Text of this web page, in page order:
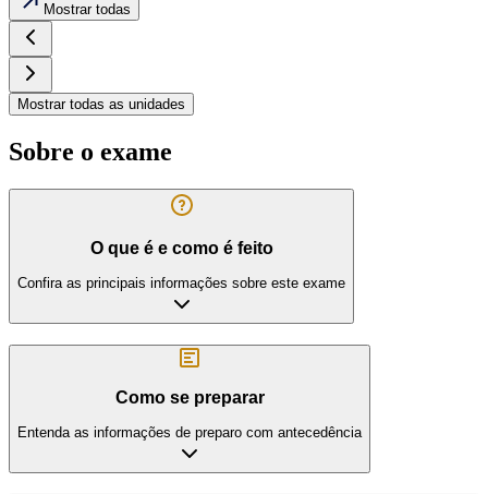
Mostrar todas
Mostrar todas as unidades
Sobre o exame
O que é e como é feito
Confira as principais informações sobre este exame
Como se preparar
Entenda as informações de preparo com antecedência